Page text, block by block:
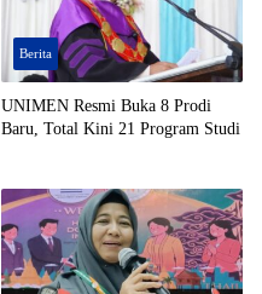
Berita
UNIMEN Resmi Buka 8 Prodi
Baru, Total Kini 21 Program Studi